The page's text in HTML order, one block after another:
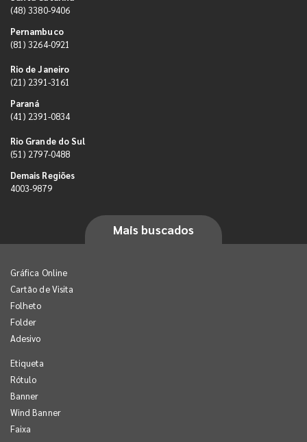
(48) 3380-9406
Pernambuco
(81) 3264-0921
Rio de Janeiro
(21) 2391-3161
Paraná
(41) 2391-0834
Rio Grande do Sul
(51) 2797-0488
Demais Regiões
4003-9879
Mais buscados
Gráfica Online
Cartão de Visita
Folheto
Folder
Adesivo
Etiqueta
Rótulo
Banner
Wind Banner
Faixa